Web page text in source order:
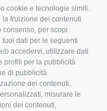
cookie e tecnologie simili.
fruizione dei contenuti
per scopi
dati per le seguenti
o accedervi, utilizzare dati
profili per la pubblicità
di pubblicità
dei contenuti,
misurare le
dei contenuti,